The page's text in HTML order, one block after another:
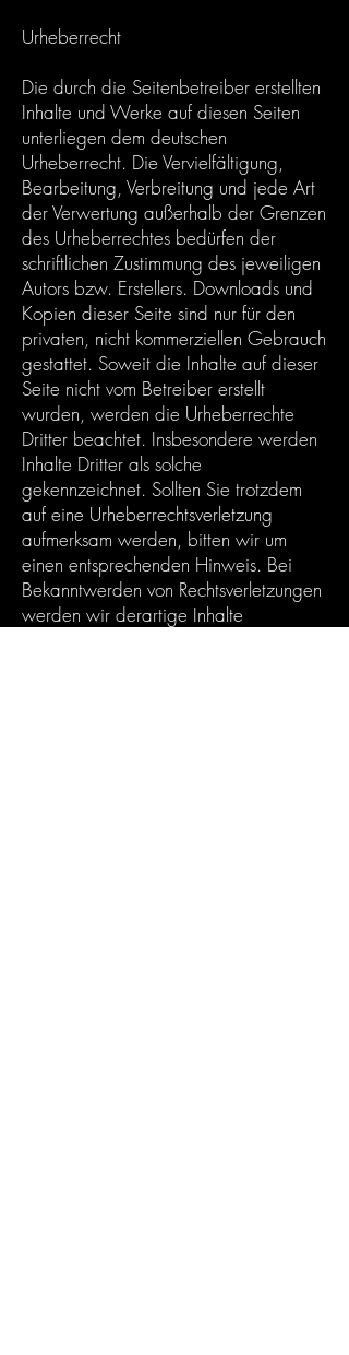
Urheberrecht
Die durch die Seitenbetreiber erstellten
Inhalte und Werke auf diesen Seiten
unterliegen dem deutschen
Urheberrecht. Die Vervielfältigung,
Bearbeitung, Verbreitung und jede Art
der Verwertung außerhalb der Grenzen
des Urheberrechtes bedürfen der
schriftlichen Zustimmung des jeweiligen
Autors bzw. Erstellers. Downloads und
Kopien dieser Seite sind nur für den
privaten, nicht kommerziellen Gebrauch
gestattet. Soweit die Inhalte auf dieser
Seite nicht vom Betreiber erstellt
wurden, werden die Urheberrechte
Dritter beachtet. Insbesondere werden
Inhalte Dritter als solche
gekennzeichnet. Sollten Sie trotzdem
auf eine Urheberrechtsverletzung
aufmerksam werden, bitten wir um
einen entsprechenden Hinweis. Bei
Bekanntwerden von Rechtsverletzungen
werden wir derartige Inhalte